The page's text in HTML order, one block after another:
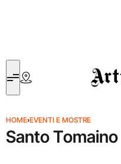
Artribune
HOME›EVENTI E MOSTRE
Santo Tomaino